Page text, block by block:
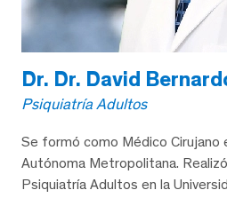
Dr. Dr. David
Psiquiatría Adultos
Se formó como Médico Cirujano
Autónoma Metropolitana.
Psiquiatría Adultos en la